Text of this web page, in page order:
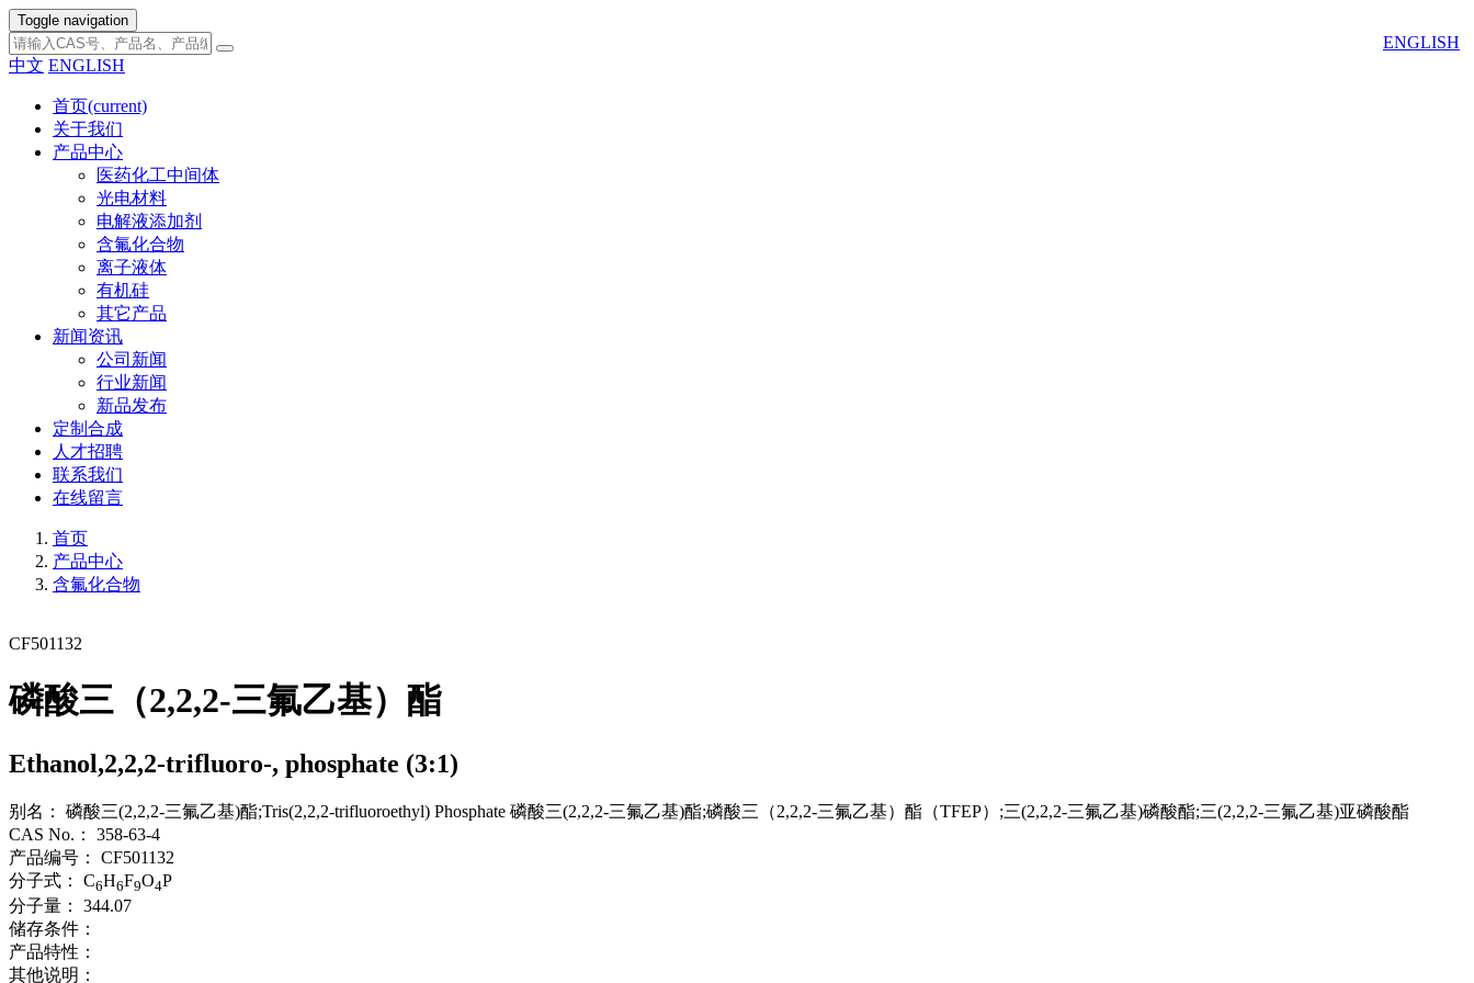
Toggle navigation
ENGLISH
中文 ENGLISH
首页(current)
关于我们
产品中心
医药化工中间体
光电材料
电解液添加剂
含氟化合物
离子液体
有机硅
其它产品
新闻资讯
公司新闻
行业新闻
新品发布
定制合成
人才招聘
联系我们
在线留言
首页
产品中心
含氟化合物
CF501132
磷酸三（2,2,2-三氟乙基）酯
Ethanol,2,2,2-trifluoro-, phosphate (3:1)
别名：
磷酸三(2,2,2-三氟乙基)酯;Tris(2,2,2-trifluoroethyl) Phosphate 磷酸三(2,2,2-三氟乙基)酯;磷酸三（2,2,2-三氟乙基）酯（TFEP）;三(2,2,2-三氟乙基)磷酸酯;三(2,2,2-三氟乙基)亚磷酸酯
CAS No.：
358-63-4
产品编号：
CF501132
分子式：
C6H6F9O4P
分子量：
344.07
储存条件：
产品特性：
其他说明：